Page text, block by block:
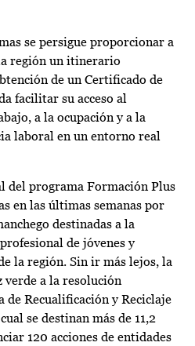
se persigue proporcionar a
región un itinerario
de un Certificado de
facilitar su acceso al
a la ocupación y a la
laboral en un entorno real
del programa Formación Plus
en las últimas semanas por
destinadas a la
de jóvenes y
la región. Sin ir más lejos, la
verde a la resolución
Recualificación y Reciclaje
se destinan más de 11,2
120 acciones de entidades